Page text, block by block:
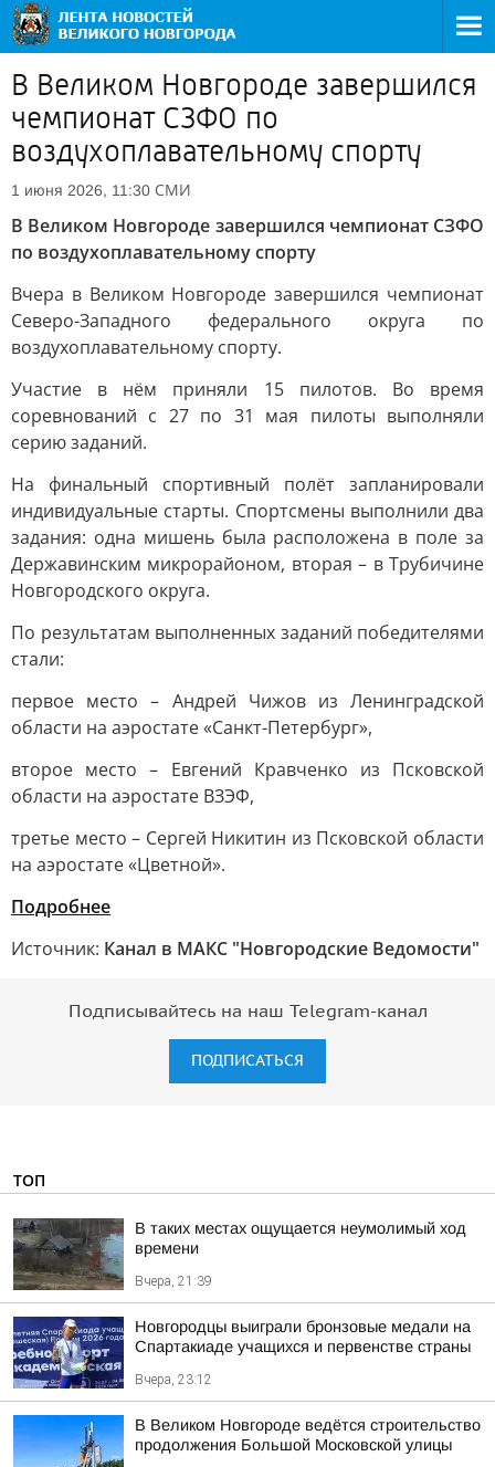
В Великом Новгороде завершился
чемпионат СЗФО по
воздухоплавательному спорту
1 июня 2026, 11:30 СМИ
В Великом Новгороде завершился чемпионат СЗФО
по воздухоплавательному спорту
Вчера в Великом Новгороде завершился чемпионат
Северо-Западного федерального округа по
воздухоплавательному спорту.
Участие в нём приняли 15 пилотов. Во время
соревнований с 27 по 31 мая пилоты выполняли
серию заданий.
На финальный спортивный полёт запланировали
индивидуальные старты. Спортсмены выполнили два
задания: одна мишень была расположена в поле за
Державинским микрорайоном, вторая – в Трубичине
Новгородского округа.
По результатам выполненных заданий победителями
стали:
первое место – Андрей Чижов из Ленинградской
области на аэростате «Санкт-Петербург»,
второе место – Евгений Кравченко из Псковской
области на аэростате ВЗЭФ,
третье место – Сергей Никитин из Псковской области
на аэростате «Цветной».
Подробнее
Источник: Канал в МАКС "Новгородские Ведомости"
Подписывайтесь на наш Telegram-канал
ПОДПИСАТЬСЯ
ТОП
В таких местах ощущается неумолимый ход
времени
Вчера, 21:39
Новгородцы выиграли бронзовые медали на
Спартакиаде учащихся и первенстве страны
Вчера, 23:12
В Великом Новгороде ведётся строительство
продолжения Большой Московской улицы